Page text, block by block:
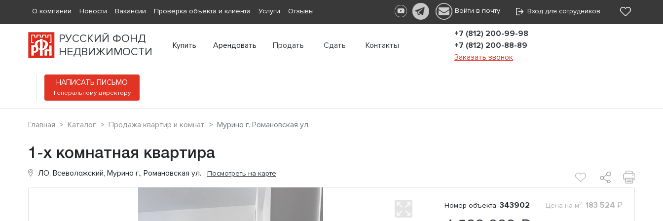
О компании Новости Вакансии Проверка объекта и клиента Услуги Отзывы Войти в почту Вход для сотрудников
РУССКИЙ ФОНД
НЕДВИЖИМОСТИ
Купить Арендовать Продать Сдать Контакты
+7 (812) 200-99-98
+7 (812) 200-88-89
Заказать звонок
НАПИСАТЬ ПИСЬМО
Генеральному директору
Главная Каталог Продажа квартир и комнат Мурино г. Романовская ул.
1-х комнатная квартира
ЛО, Всеволожский, Мурино г., Романовская ул. Посмотреть на карте
Номер объекта: 343902 Цена на м2: 183 524 ₽